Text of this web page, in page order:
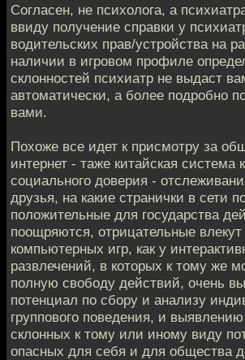
Согласен, не психолога, а
ввиду получение справки у
водительских прав/устройства на
наличии в игровом профиле
склонностей психиатр не выдаст
автоматически, а более подробно
вами.
Похоже все идет к присмотру за
интернет - таже китайская система
социального доверия -
друзья, на какие странички в сети
положительные для государства
поощряются, отрицательные
компьютерных игр, как у
развлечений, в которых к тому же
полную свободу действий, очень
потенциал по сбору и анализу
группового поведения, и
склонных к тому или иному виду
опасных для себя и для общества